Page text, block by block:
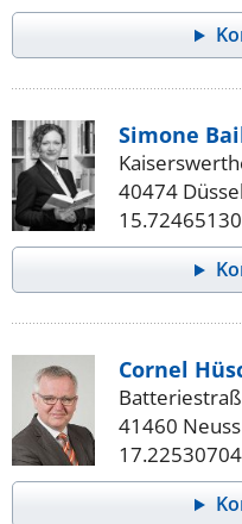
Simone
40474
Cornel
41460